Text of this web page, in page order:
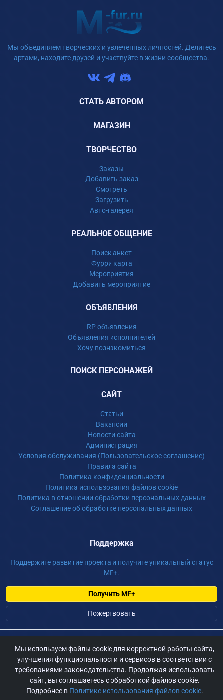
Мы объединяем творческих и увлеченных личностей. Делитесь
артами, находите друзей и участвуйте в жизни сообщества.
СТАТЬ АВТОРОМ
МАГАЗИН
ТВОРЧЕСТВО
Заказы
Добавить заказ
Смотреть
Загрузить
Авто-галерея
РЕАЛЬНОЕ ОБЩЕНИЕ
Поиск анкет
Фурри карта
Мероприятия
Добавить мероприятие
ОБЪЯВЛЕНИЯ
RP объявления
Объявления исполнителей
Хочу познакомиться
ПОИСК ПЕРСОНАЖЕЙ
САЙТ
Статьи
Вакансии
Новости сайта
Администрация
Условия обслуживания (Пользовательское соглашение)
Правила сайта
Политика конфиденциальности
Политика использования файлов cookie
Политика в отношении обработки персональных данных
Соглашение об обработке персональных данных
Поддержка
Поддержите развитие проекта и получите уникальный статус
MF+.
Получить MF+
Пожертвовать
admin@m-fur.ru
Мы используем файлы cookie для корректной работы сайта,
улучшения функциональности и сервисов в соответствии с
требованиями законодательства. Продолжая использовать
сайт, вы соглашаетесь с обработкой файлов cookie.
Подробнее в Политике использования файлов cookie.